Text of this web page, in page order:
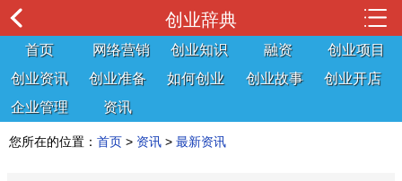
创业辞典
首页 网络营销 创业知识 融资
创业项目
创业资讯
创业准备 如何创业 创业故事
创业开店
企业管理
资讯
您所在的位置： 首页 > 资讯 > 最新资讯